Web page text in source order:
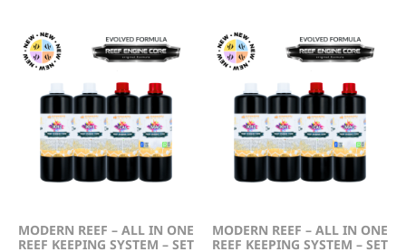
MODERN REEF – ALL IN ONE
REEF KEEPING SYSTEM – SET
MODERN REEF – ALL IN ONE
REEF KEEPING SYSTEM – SET